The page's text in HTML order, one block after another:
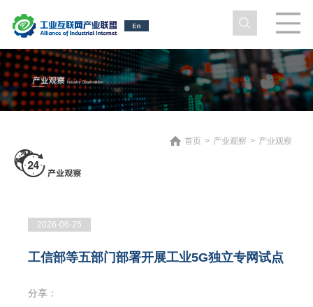
首页 > 产业观察 > 产业观察
2026-06-25
工信部等五部门部署开展工业5G独立专网试点
分享：